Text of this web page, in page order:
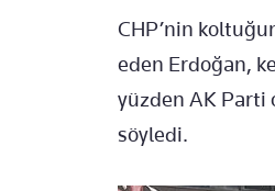
CHP’nin
eden Erdoğan,
yüzden AK Parti
söyledi.